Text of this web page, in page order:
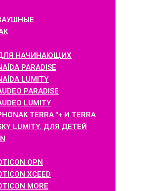
НАЧИНАЮЩИХ
PARADISE
LUMITY
PARADISE
LUMITY
TERRA™+ И TERRA
LUMITY. ДЛЯ ДЕТЕЙ
OPN
XCEED
MORE